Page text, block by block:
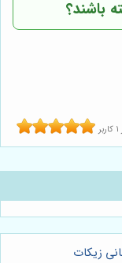
باشند؟
1 کاربر
زیکات